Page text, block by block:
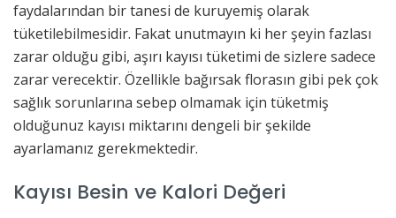
faydalarından bir tanesi de kuruyemiş olarak
tüketilebilmesidir. Fakat unutmayın ki her şeyin fazlası
zarar olduğu gibi, aşırı kayısı tüketimi de sizlere sadece
zarar verecektir. Özellikle bağırsak florasın gibi pek çok
sağlık sorunlarına sebep olmamak için tüketmiş
olduğunuz kayısı miktarını dengeli bir şekilde
ayarlamanız gerekmektedir.
Kayısı Besin ve Kalori Değeri